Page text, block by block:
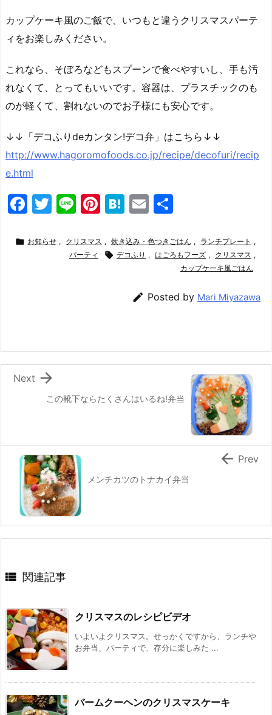
カップケーキ風のご飯で、いつもと違うクリスマスパーテ
ィをお楽しみください。
これなら、そぼろなどもスプーンで食べやすいし、手も汚
れなくて、とってもいいです。容器は、プラスチックのも
のが軽くて、割れないのでお子様にも安心です。
↓↓「デコふりdeカンタン!デコ弁」はこちら↓↓
http://www.hagoromofoods.co.jp/recipe/decofuri/recip
e.html
F
c
T
itt
er
Li
e
Pi
er
e
H
e
n
E
ai
l
 お知らせ , クリスマス , 炊き込み・色つきごはん , ランチプレート ,
パーティ
 デコふり , はごろもフーズ , クリスマス ,
カップケーキ風ごはん
 Posted by Mari Miyazawa
この靴下ならたくさんはいるね!弁当

Next
メンチカツのトナカイ弁当
 Prev
 関連記事
クリスマスのレシピビデオ
いよいよクリスマス。せっかくですから、ランチや
お弁当、パーティで、存分に楽しみた ...
バームクーヘンのクリスマスケーキ